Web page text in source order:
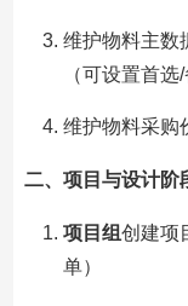
维护物料主数
（可设置首选/
维护物料采购
二、项目与设计阶
项目组创建项
单）